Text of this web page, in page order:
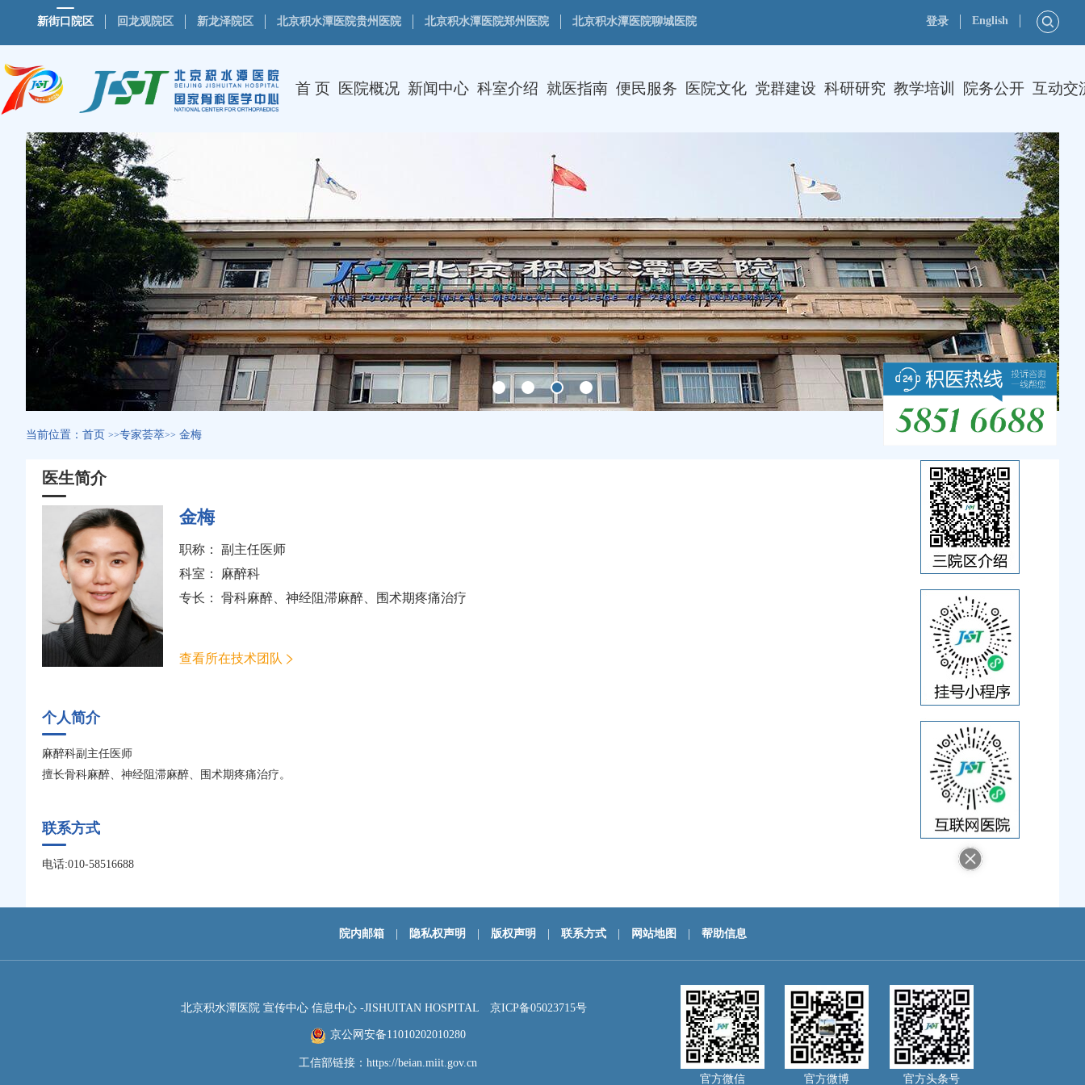
新街口院区 回龙观院区 新龙泽院区 北京积水潭医院贵州医院 北京积水潭医院郑州医院 北京积水潭医院聊城医院 登录 English
首 页 医院概况 新闻中心 科室介绍 就医指南 便民服务 医院文化 党群建设 科研研究 教学培训 院务公开 互动交
当前位置： 首页 >>专家荟萃>> 金梅
医生简介
金梅
职称： 副主任医师
科室： 麻醉科
专长： 骨科麻醉、神经阻滞麻醉、围术期疼痛治疗
查看所在技术团队
个人简介
麻醉科副主任医师
擅长骨科麻醉、神经阻滞麻醉、围术期疼痛治疗。
联系方式
电话:010-58516688
院内邮箱 隐私权声明 版权声明 联系方式 网站地图 帮助信息
北京积水潭医院 宣传中心 信息中心 -JISHUITAN HOSPITAL 京ICP备05023715号
京公网安备11010202010280
工信部链接： https://beian.miit.gov.cn
官方微信
官方微博 官方头条号